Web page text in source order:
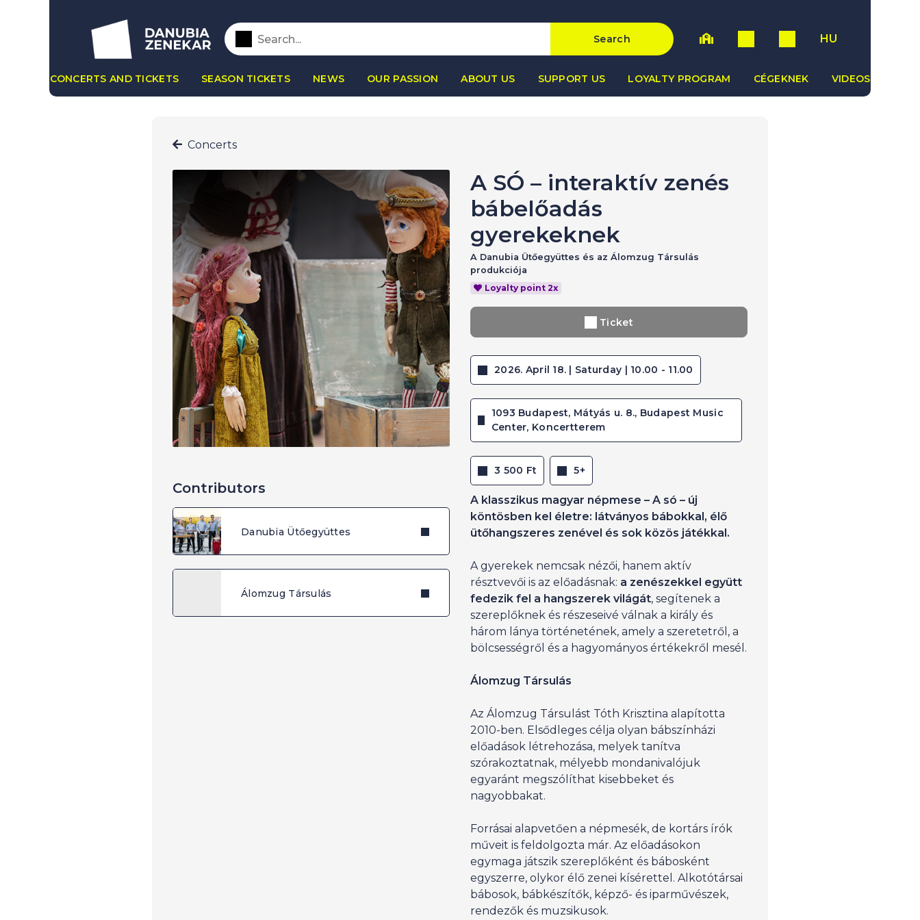
Search HU
CONCERTS AND TICKETS SEASON TICKETS NEWS OUR PASSION ABOUT US SUPPORT US LOYALTY PROGRAM CÉGEKNEK VIDEOS
Concerts
Contributors
Danubia Ütőegyüttes
Álomzug Társulás
A SÓ – interaktív zenés
bábelőadás
gyerekeknek
A Danubia Ütőegyüttes és az Álomzug Társulás
produkciója
Loyalty point 2x
Ticket
2026. April 18. | Saturday | 10.00 - 11.00
1093 Budapest, Mátyás u. 8., Budapest Music
Center, Koncertterem
3 500 Ft 5+
A klasszikus magyar népmese – A só – új
köntösben kel életre: látványos bábokkal, élő
ütőhangszeres zenével és sok közös játékkal.
A gyerekek nemcsak nézői, hanem aktív
résztvevői is az előadásnak: a zenészekkel együtt
fedezik fel a hangszerek világát, segítenek a
szereplőknek és részeseivé válnak a király és
három lánya történetének, amely a szeretetről, a
bölcsességről és a hagyományos értékekről mesél.
Álomzug Társulás
Az Álomzug Társulást Tóth Krisztina alapította
2010-ben. Elsődleges célja olyan bábszínházi
előadások létrehozása, melyek tanítva
szórakoztatnak, mélyebb mondanivalójuk
egyaránt megszólíthat kisebbeket és
nagyobbakat.
Forrásai alapvetően a népmesék, de kortárs írók
műveit is feldolgozta már. Az előadásokon
egymaga játszik szereplőként és bábosként
egyszerre, olykor élő zenei kísérettel. Alkotótársai
bábosok, bábkészítők, képző- és iparművészek,
rendezők és muzsikusok.